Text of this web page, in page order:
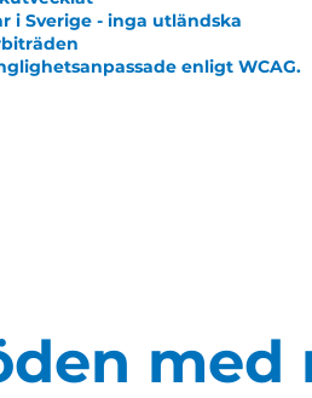
i Sverige - inga utländska
enligt WCAG.
med